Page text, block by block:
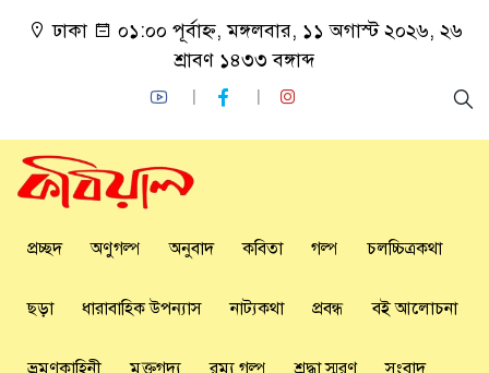
ঢাকা
০১:০০ পূর্বাহ্ন, মঙ্গলবার, ১১ অগাস্ট ২০২৬, ২৬
শ্রাবণ ১৪৩৩ বঙ্গাব্দ
প্রচ্ছদ অণুগল্প অনুবাদ কবিতা গল্প চলচ্চিত্রকথা
ছড়া ধারাবাহিক উপন্যাস নাট্যকথা প্রবন্ধ বই আলোচনা